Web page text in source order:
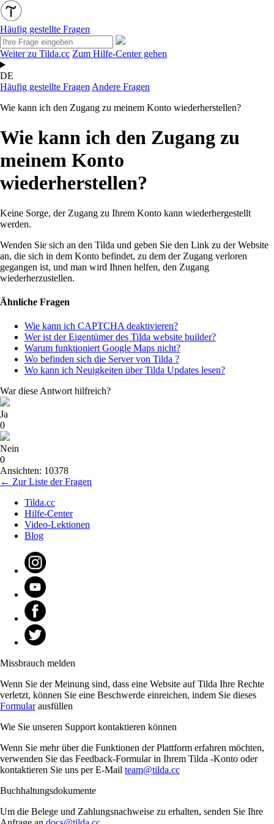
Häufig gestellte Fragen
Weiter zu Tilda.cc Zum Hilfe-Center gehen
DE
Häufig gestellte Fragen Andere Fragen
Wie kann ich den Zugang zu meinem Konto wiederherstellen?
Wie kann ich den Zugang zu
meinem Konto
wiederherstellen?
Keine Sorge, der Zugang zu Ihrem Konto kann wiederhergestellt
werden.
Wenden Sie sich an den Tilda und geben Sie den Link zu derWebsite
an, die sich in dem Konto befindet, zu dem der Zugang verloren
gegangen ist, und man wird Ihnen helfen, den Zugang
wiederherzustellen.
Ähnliche Fragen
Wie kann ich CAPTCHA deaktivieren?
Wer ist der Eigentümer des Tilda website builder?
Warum funktioniert Google Maps nicht?
Wo befinden sich die Server von Tilda ?
Wo kann ich Neuigkeiten über Tilda Updates lesen?
War diese Antwort hilfreich?
Ja
0
Nein
0
Ansichten: 10378
← Zur Liste der Fragen
Tilda.cc
Hilfe-Center
Video-Lektionen
Blog
Missbrauch melden
Wenn Sie der Meinung sind, dass eine Website auf Tilda Ihre Rechte
verletzt, können Sie eine Beschwerde einreichen, indem Sie dieses
Formularausfüllen
Wie Sie unseren Support kontaktieren können
Wenn Sie mehr über die Funktionen der Plattform erfahren möchten,
verwenden Sie das Feedback-Formular in Ihrem Tilda -Konto oder
kontaktieren Sie uns per E-Mail team@tilda.cc
Buchhaltungsdokumente
Um die Belege und Zahlungsnachweise zu erhalten, senden Sie Ihre